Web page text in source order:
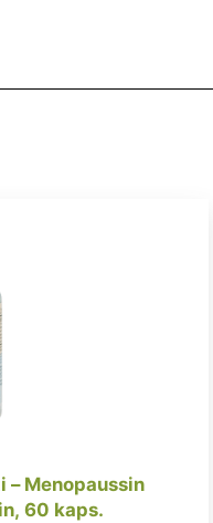
– Menopaussin
60 kaps.